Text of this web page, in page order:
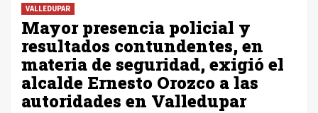
VALLEDUPAR
Mayor presencia policial y
resultados contundentes, en
materia de seguridad, exigió el
alcalde Ernesto Orozco a las
autoridades en Valledupar